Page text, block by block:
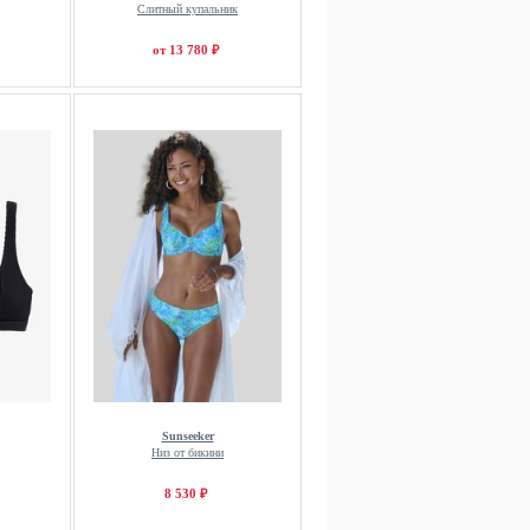
Слитный купальник
от 13 780 ₽
Sunseeker
Низ от бикини
8 530 ₽